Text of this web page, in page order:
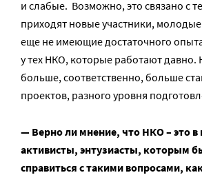
и слабые. Возможно, это связано с
приходят новые участники,
еще не имеющие достаточного
у тех НКО, которые работают давно.
больше, соответственно, больше
проектов, разного уровня
— Верно ли мнение, что НКО – это в
активисты, энтузиасты, которым
справиться с такими вопросами,